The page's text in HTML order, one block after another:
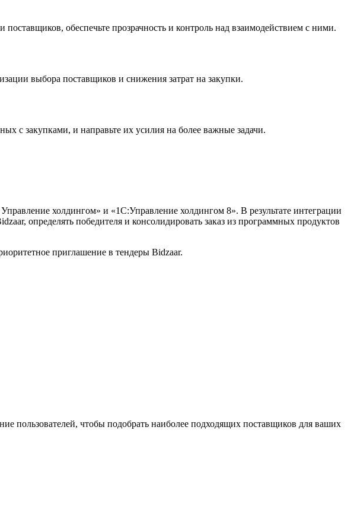
обеспечьте прозрачность и контроль над взаимодействием с ними.
выбора поставщиков и снижения затрат на закупки.
с закупками, и направьте их усилия на более важные задачи.
холдингом» и «1С:Управление холдингом 8». В результате интеграции
определять победителя и консолидировать заказ из программных продуктов
приглашение в тендеры Bidzaar.
пользователей, чтобы подобрать наиболее подходящих поставщиков для ваших